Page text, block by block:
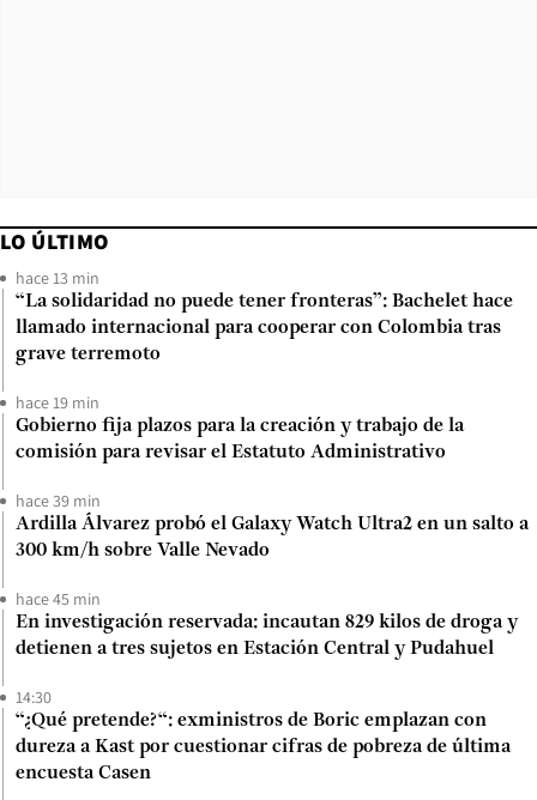
LO ÚLTIMO
hace 13 min
“La solidaridad no puede tener fronteras”: Bachelet hace
llamado internacional para cooperar con Colombia tras
grave terremoto
hace 19 min
Gobierno fija plazos para la creación y trabajo de la
comisión para revisar el Estatuto Administrativo
hace 39 min
Ardilla Álvarez probó el Galaxy Watch Ultra2 en un salto a
300 km/h sobre Valle Nevado
hace 45 min
En investigación reservada: incautan 829 kilos de droga y
detienen a tres sujetos en Estación Central y Pudahuel
14:30
“¿Qué pretende?“: exministros de Boric emplazan con
dureza a Kast por cuestionar cifras de pobreza de última
encuesta Casen